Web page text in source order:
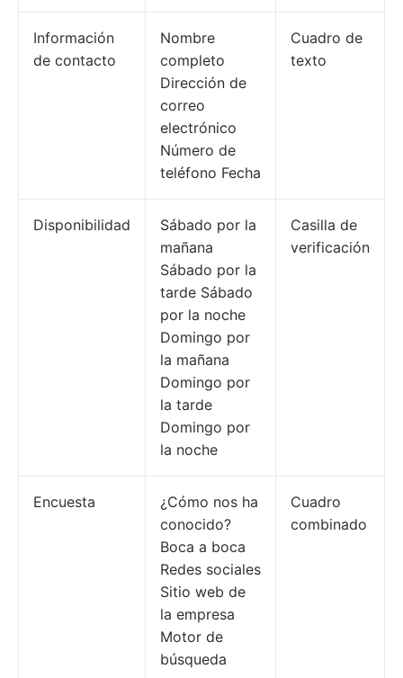
Información
de contacto
Nombre
completo
Dirección de
correo
electrónico
Número de
teléfono Fecha
Cuadro de
texto
Disponibilidad
Sábado por la
mañana
Sábado por la
tarde Sábado
por la noche
Domingo por
la mañana
Domingo por
la tarde
Domingo por
la noche
Casilla de
verificación
Encuesta
¿Cómo nos ha
conocido?
Boca a boca
Redes sociales
Sitio web de
la empresa
Motor de
búsqueda
Cuadro
combinado